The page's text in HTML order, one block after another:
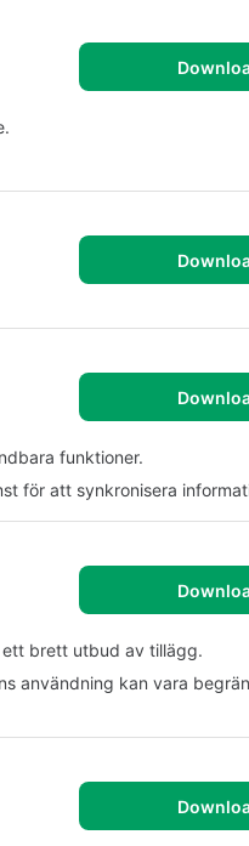
funktioner.
för att synkronisera
ett brett utbud av tillägg.
användning kan vara